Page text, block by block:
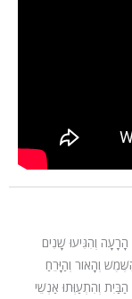
וְהִגִּיעוּ שָׁנִים
וְהָאוֹר וְהַיָּרֵחַ
הַבַּיִת וְהִתְעַוְּתוּ אַנְשֵׁי